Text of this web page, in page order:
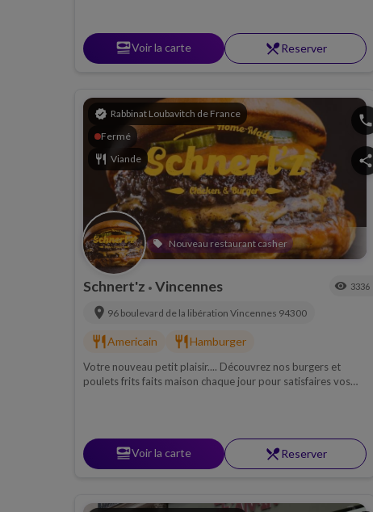
set_mealVoir la carte restaurant_menuReserver
verified Rabbinat Loubavitch de France
Fermé
restaurant Viande
local_offer Nouveau restaurant casher
phone
share
Schnert'z • Vincennes visibility 3336
location_on 96 boulevard de la libération Vincennes 94300
restaurant Americain restaurant Hamburger
Votre nouveau petit plaisir.... Découvrez nos burgers et
poulets frits faits maison chaque jour pour satisfaires vos
set_mealVoir la carte restaurant_menuReserver